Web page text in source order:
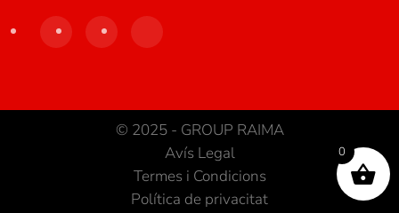
© 2025 - GROUP RAIMA
Avís Legal
Termes i Condicions
Política de privacitat
0